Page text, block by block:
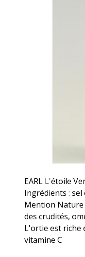
EARL L'étoile
Ingrédients : sel
Mention
des crudités,
L'ortie est riche
vitamine C